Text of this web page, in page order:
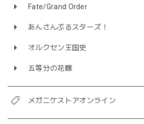
Fate/Grand Order
あんさんぶるスターズ！
オルクセン王国史
五等分の花嫁
メガニケストアオンライン